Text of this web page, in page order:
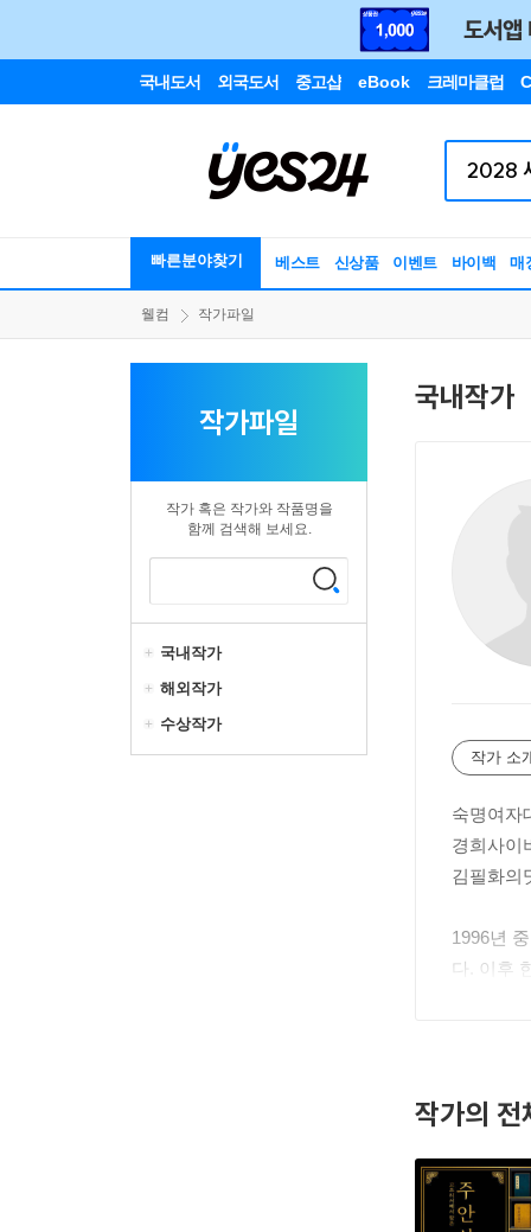
국내도서 외국도서 중고샵 eBook 크레마클럽
빠른분야찾기 베스트 신상품 이벤트 바이백 매
웰컴 작가파일
작가파일
작가 혹은 작가와 작품명을
함께 검색해 보세요.
국내작가
해외작가
수상작가
국내작가
작가 소
숙명여자
경희사이
김필화의
1996년
다. 이후
작가의 전